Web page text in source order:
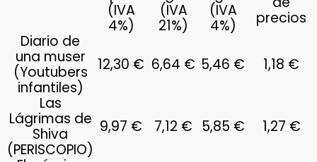
(IVA
4%)
(IVA
21%)
(IVA
4%)
precios
Diario de
una muser
(Youtubers
infantiles)
12,30 € 6,64 € 5,46 € 1,18 €
Las
Lágrimas de
Shiva
(PERISCOPIO)
9,97 € 7,12 € 5,85 € 1,27 €